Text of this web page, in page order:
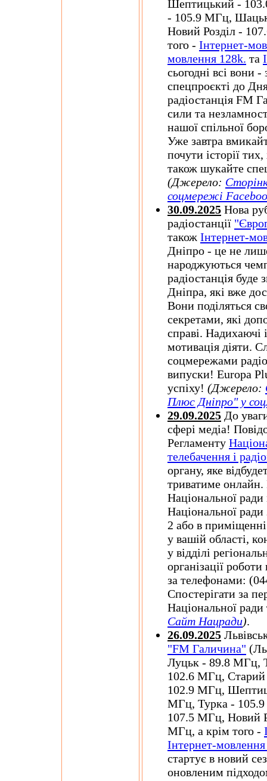
Шептицький -
- 105.9 МГц,
Новий Розділ -
того - Інтернет-
мовлення 128k. та
сьогодні всі вони
спецпроєкті до
радіостанція FM
сили та
нашої спільної
Уже завтра
почути історії
також шукайте
(Джерело:
соцмережі
30.09.2025 Нова
радіостанції
також Інтернет-
Дніпро - це не
народжуються
радіостанція буде
Дніпра, які вже
Вони поділяться
секретами, які
справі. Надихаючі
мотивація діяти.
соцмережами
випуски! Europa
успіху! (Джерело:
Плюс Дніпро" у
29.09.2025 До
сфері медіа!
Регламенту
телебачення і
органу, яке
триватиме онлайн.
Національної
Національної
2 або в
у вашій області,
у відділі
організації
за телефонами:
Спостерігати за
Національної ради
Сайт Нацради).
26.09.2025
"FM Галичина"
Луцьк - 89.8 МГц,
102.6 МГц,
102.9 МГц,
МГц, Турка -
107.5 МГц, Новий
МГц, а крім того -
Інтернет-
стартує в новий
оновленим